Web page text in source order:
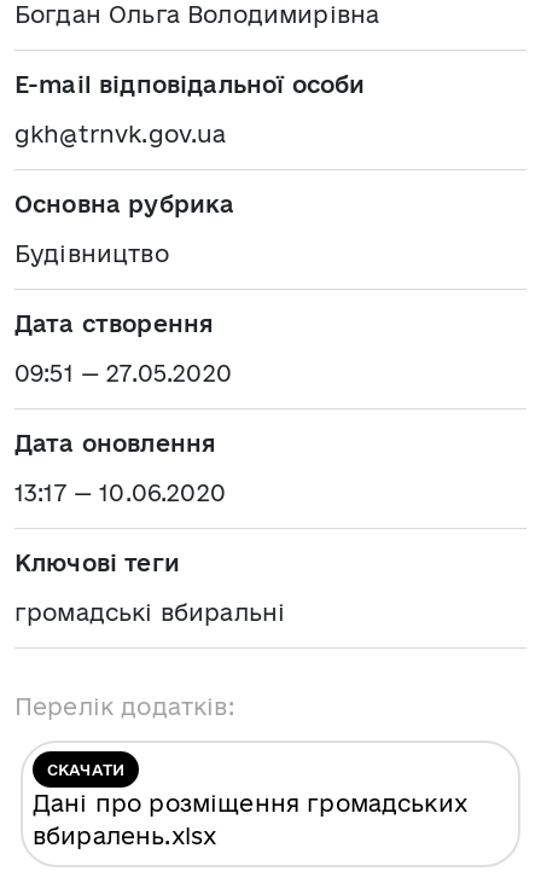
Богдан Ольга Володимирівна
E-mail відповідальної особи
gkh@trnvk.gov.ua
Основна рубрика
Будівництво
Дата створення
09:51 — 27.05.2020
Дата оновлення
13:17 — 10.06.2020
Ключові теги
громадські вбиральні
Перелік додатків:
СКАЧАТИ
Дані про розміщення громадських
вбиралень.xlsx